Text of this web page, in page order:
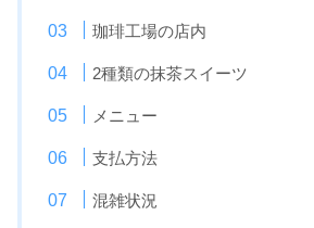
珈琲工場の店内
2種類の抹茶スイーツ
メニュー
支払方法
混雑状況